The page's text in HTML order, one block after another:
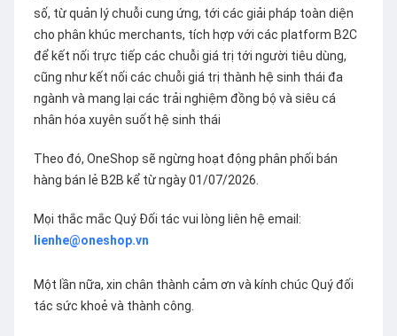
số, từ quản lý chuỗi cung ứng, tới các giải pháp toàn diện
cho phân khúc merchants, tích hợp với các platform B2C
để kết nối trực tiếp các chuỗi giá trị tới người tiêu dùng,
cũng như kết nối các chuỗi giá trị thành hệ sinh thái đa
ngành và mang lại các trải nghiệm đồng bộ và siêu cá
nhân hóa xuyên suốt hệ sinh thái
Theo đó, OneShop sẽ ngừng hoạt động phân phối bán
hàng bán lẻ B2B kể từ ngày 01/07/2026.
Mọi thắc mắc Quý Đối tác vui lòng liên hệ email:
lienhe@oneshop.vn
Một lần nữa, xin chân thành cảm ơn và kính chúc Quý đối
tác sức khoẻ và thành công.